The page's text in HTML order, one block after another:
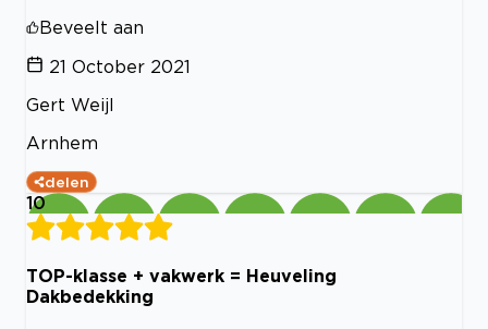
Beveelt aan
21 October 2021
Gert Weijl
Arnhem
delen
10
TOP-klasse + vakwerk = Heuveling
Dakbedekking